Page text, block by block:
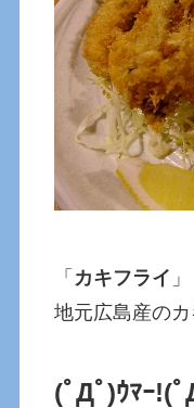
「 カキフライ
地元広島産のカ
(ﾟДﾟ)ｳﾏｰ!(ﾟ